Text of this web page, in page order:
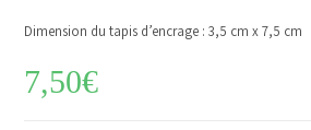
Dimension du tapis d’encrage : 3,5 cm x 7,5 cm
7,50€